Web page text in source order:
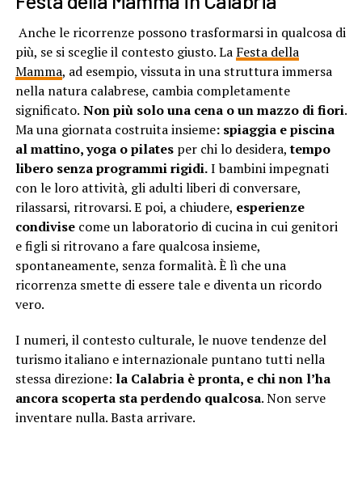
Anche le ricorrenze possono trasformarsi in qualcosa di
più, se si sceglie il contesto giusto. La Festa della
Mamma, ad esempio, vissuta in una struttura immersa
nella natura calabrese, cambia completamente
significato. Non più solo una cena o un mazzo di fiori.
Ma una giornata costruita insieme: spiaggia e piscina
al mattino, yoga o pilatesper chi lo desidera,tempo
libero senza programmi rigidi.I bambini impegnati
con le loro attività, gli adulti liberi di conversare,
rilassarsi, ritrovarsi. E poi, a chiudere, esperienze
condivisecome un laboratorio di cucina in cui genitori
e figli si ritrovano a fare qualcosa insieme,
spontaneamente, senza formalità. È lì che una
ricorrenza smette di essere tale e diventa un ricordo
vero.
I numeri, il contesto culturale, le nuove tendenze del
turismo italiano e internazionale puntano tutti nella
stessa direzione: la Calabria è pronta, e chi non l’ha
ancora scoperta sta perdendo qualcosa. Non serve
inventare nulla. Basta arrivare.